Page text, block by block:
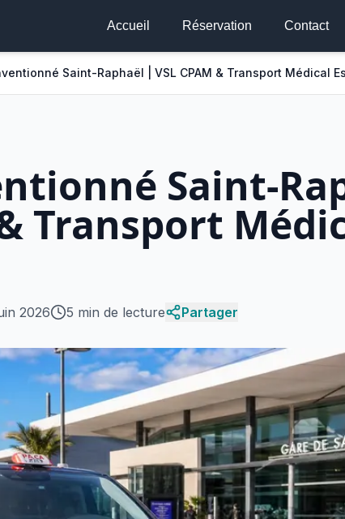
Accueil Réservation Contact
Saint-Raphaël | VSL CPAM & Transport Médical
Saint-
Transport
2026 5 min de lecture Partager